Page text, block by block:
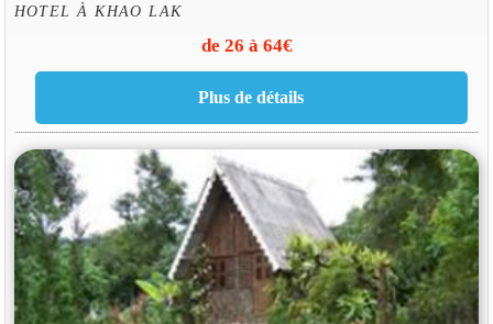
HOTEL À KHAO LAK
de 26 à 64€